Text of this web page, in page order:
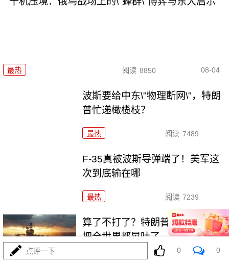
最热 阅读 8850 08-04
波斯要给中东\"物理断网\"，特朗
普忙递橄榄枝？
最热 阅读 7489
F-35真被波斯导弹端了！美军这
次到底输在哪
最热 阅读 7239
算了不打了？特朗普这脚刹车，
把全世界都晃吐了
最热
点评一下 0 0